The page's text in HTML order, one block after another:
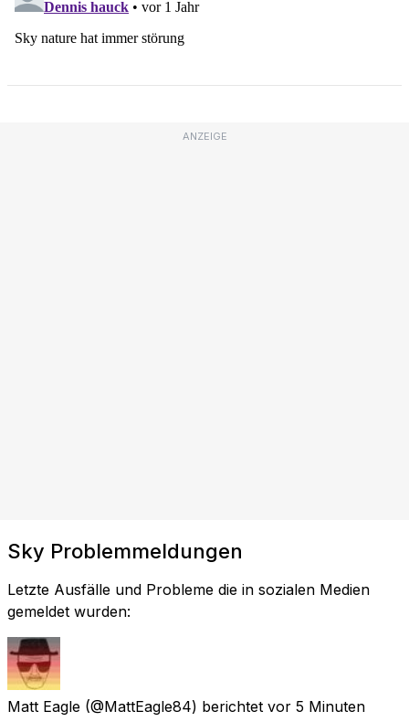
ANZEIGE
Sky Problemmeldungen
Letzte Ausfälle und Probleme die in sozialen Medien
gemeldet wurden:
Matt Eagle (@MattEagle84) berichtet vor 5 Minuten